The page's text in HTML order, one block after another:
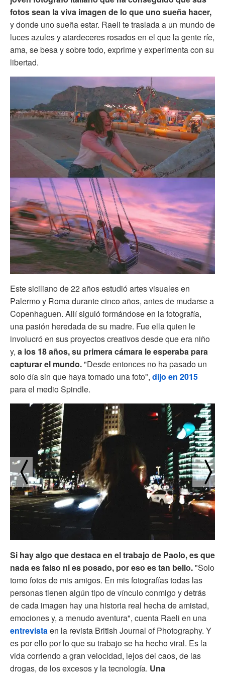
fotos sean la viva imagen de lo que uno sueña hacer,
y donde uno sueña estar. Raeli te traslada a un mundo de
luces azules y atardeceres rosados en el que la gente ríe,
ama, se besa y sobre todo, exprime y experimenta con su
libertad.
Este siciliano de 22 años estudió artes visuales en
Palermo y Roma durante cinco años, antes de mudarse a
Copenhaguen. Allí siguió formándose en la fotografía,
una pasión heredada de su madre. Fue ella quien le
involucró en sus proyectos creativos desde que era niño
y, a los 18 años, su primera cámara le esperaba para
capturar el mundo."Desde entonces no ha pasado un
solo día sin que haya tomado una foto", dijo en 2015
para el medio Spindle.
Si hay algo que destaca en el trabajo de Paolo, es que
nada es falso ni es posado, por eso es tan bello."Solo
tomo fotos de mis amigos. En mis fotografías todas las
personas tienen algún tipo de vínculo conmigo y detrás
de cada imagen hay una historia real hecha de amistad,
emociones y, a menudo aventura", cuenta Raeli en una
entrevistaen la revista British Journal of Photography. Y
es por ello por lo que su trabajo se ha hecho viral. Es la
vida corriendo a gran velocidad, lejos del caos, de las
drogas, de los excesos y la tecnología. Una